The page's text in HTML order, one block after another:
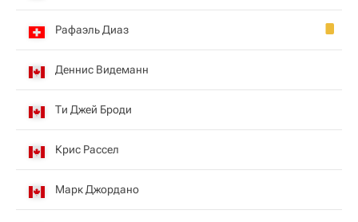
Рафаэль Диаз
Деннис Видеманн
Ти Джей Броди
Крис Рассел
Марк Джордано